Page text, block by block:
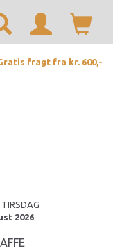
fragt fra kr. 600,-
2026